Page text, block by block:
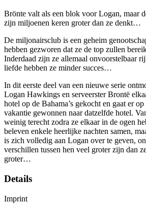
Brönte valt als een blok voor Logan, maar
zijn miljoenen keren groter dan ze denkt…
De miljonairsclub is een geheim
hebben gezworen dat ze de top zullen
Inderdaad zijn ze allemaal onvoorstelbaar
liefde hebben ze minder succes…
In dit eerste deel van een nieuwe serie
Logan Hawkings en serveerster Brontë
hotel op de Bahama’s gekocht en gaat er
vakantie gewonnen naar datzelfde hotel.
weinig terecht zodra ze elkaar in de ogen
beleven enkele heerlijke nachten samen,
is zich volledig aan Logan over te geven,
verschillen tussen hen veel groter zijn dan
groter…
Details
Imprint